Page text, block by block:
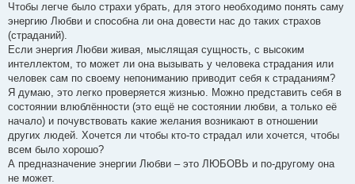
Чтобы легче было страхи убрать, для этого необходимо понять саму
энергию Любви и способна ли она довести нас до таких страхов
(страданий).
Если энергия Любви живая, мыслящая сущность, с высоким
интеллектом, то может ли она вызывать у человека страдания или
человек сам по своему непониманию приводит себя к страданиям?
Я думаю, это легко проверяется жизнью. Можно представить себя в
состоянии влюблённости (это ещё не состоянии любви, а только её
начало) и почувствовать какие желания возникают в отношении
других людей. Хочется ли чтобы кто-то страдал или хочется, чтобы
всем было хорошо?
А предназначение энергии Любви – это ЛЮБОВЬ и по-другому она
не может.